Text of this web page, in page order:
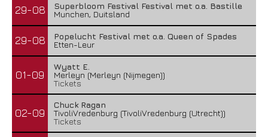
29-08
Superbloom Festival Festival met o.a. Bastille
Munchen, Duitsland
29-08
Popelucht Festival met o.a. Queen of Spades
Etten-Leur
01-09
Wyatt E.
Merleyn (Merleyn (Nijmegen))
Tickets
02-09
Chuck Ragan
TivoliVredenburg (TivoliVredenburg (Utrecht))
Tickets